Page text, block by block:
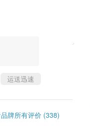
运送迅速
牌所有评价 (338)